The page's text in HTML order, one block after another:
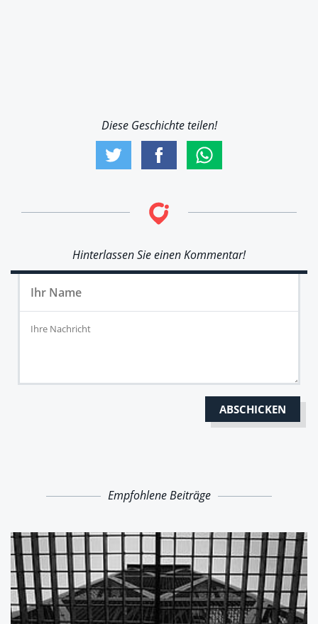
Diese Geschichte teilen!
Hinterlassen Sie einen Kommentar!
Empfohlene Beiträge